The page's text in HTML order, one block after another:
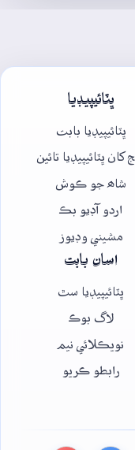
ڀٽائيپيڊيا
ڀٽائيپيڊيا بابت
کان ڀٽائيپيڊيا تائين
شاھ جو ڪوش
اردو آڊيو بڪ
مشيني وڊيوز
اسان بابت
ڀٽائيپيڊيا سٿ
لاگ بوڪ
نويڪلائي نيم
رابطو ڪريو